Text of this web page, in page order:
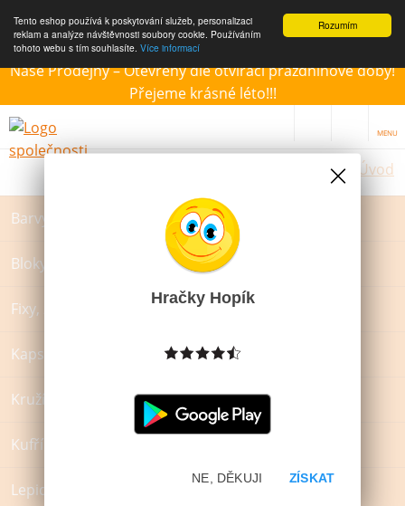
Rozumím
Tento eshop používá k poskytování služeb, personalizaci
reklam a analýze návštěvnosti soubory cookie. Používáním
tohoto webu s tím souhlasíte. Více informací
Naše Prodejny – Otevřeny dle otvírací prázdninové doby!
Přejeme krásné léto!!!
MENU
Úvod
Barvy a štětce
Bloky, záznamové knihy a památníky
Fixy, zvýrazňovače a popisovače
Kapsáře a zástěrky na VV
Kružítka
Kufříky
Lepidla
Hračky Hopík
ZÍSKAT
NE, DĚKUJI